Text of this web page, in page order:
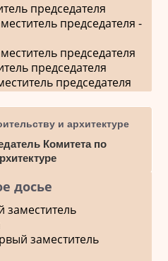
председателя
председателя -
председателя
председателя
председателя
и архитектуре
Комитета по
досье
заместитель